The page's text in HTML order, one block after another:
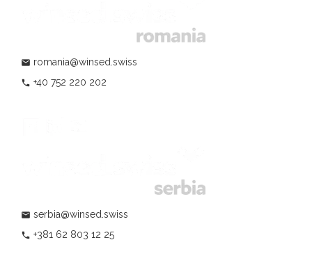
mail romania@winsed.swiss
phone +40 752 220 202
mail serbia@winsed.swiss
phone +381 62 803 12 25